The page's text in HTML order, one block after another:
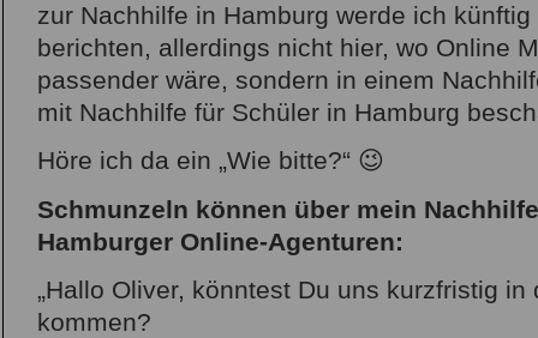
zur Nachhilfe in Hamburg werde ich
berichten, allerdings nicht hier, wo Online
passender wäre, sondern in einem
mit Nachhilfe für Schüler in Hamburg
Höre ich da ein „Wie bitte?“ 😉
Schmunzeln können über mein
Hamburger Online-Agenturen:
„Hallo Oliver, könntest Du uns kurzfristig
kommen?